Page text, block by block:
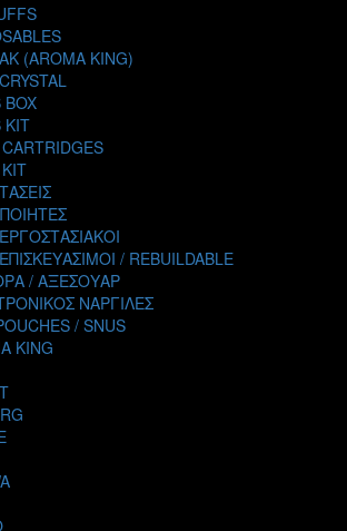
NUBO
OMERTA LIQUIDS
OPMH PROJECT
S-ELF JUICE
SADBOY
SCANDAL
SECRET FOREST
STEAM CITY LIQUIDS
STEAM TRAIN
STEAMPUNK
TALES
TATTOO
THE ALCHEMIST
THE SMOKER'S CLUB
TIKI MAHU
TWIST
VGOD
WILD ZOO
YETI
AK (AROMA KING)
CRYSTAL
BOX
KIT
ΕΡΓΟΣΤΑΣΙΑΚΟΙ
ΕΠΙΣΚΕΥΑΣΙΜΟΙ / REBUILDABLE
/ ΑΞΕΣΟΥΑΡ
ΝΑΡΓΙΛΕΣ
/ SNUS
KING